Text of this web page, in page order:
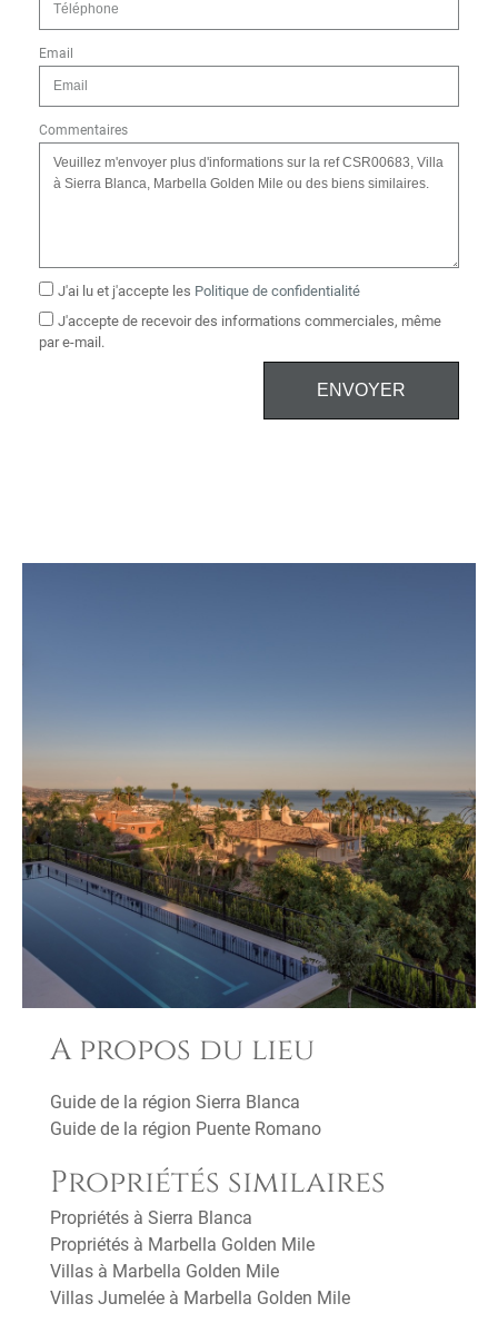
Email
Commentaires
J'ai lu et j'accepte les Politique de confidentialité
J'accepte de recevoir des informations commerciales, même
par e-mail.
ENVOYER
A propos du lieu
Guide de la région Sierra Blanca
Guide de la région Puente Romano
Propriétés similaires
Propriétés à Sierra Blanca
Propriétés à Marbella Golden Mile
Villas à Marbella Golden Mile
Villas Jumelée à Marbella Golden Mile